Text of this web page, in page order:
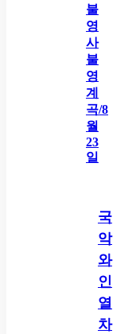
국
악
와
인
열
차